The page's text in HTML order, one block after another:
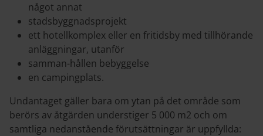
något annat
stadsbyggnadsprojekt
ett hotellkomplex eller en fritidsby med tillhörande
anläggningar, utanför
samman-hållen bebyggelse
en campingplats.
Undantaget gäller bara om ytan på det område som
berörs av åtgärden understiger 5 000 m2 och om
samtliga nedanstående förutsättningar är uppfyllda: